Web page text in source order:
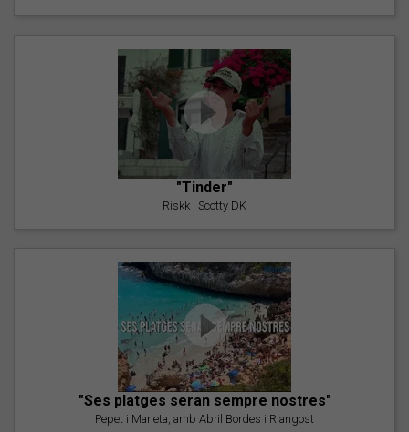
"Tinder"
Riskk i Scotty DK
"Ses platges seran sempre nostres"
Pepet i Marieta, amb Abril Bordes i Riangost